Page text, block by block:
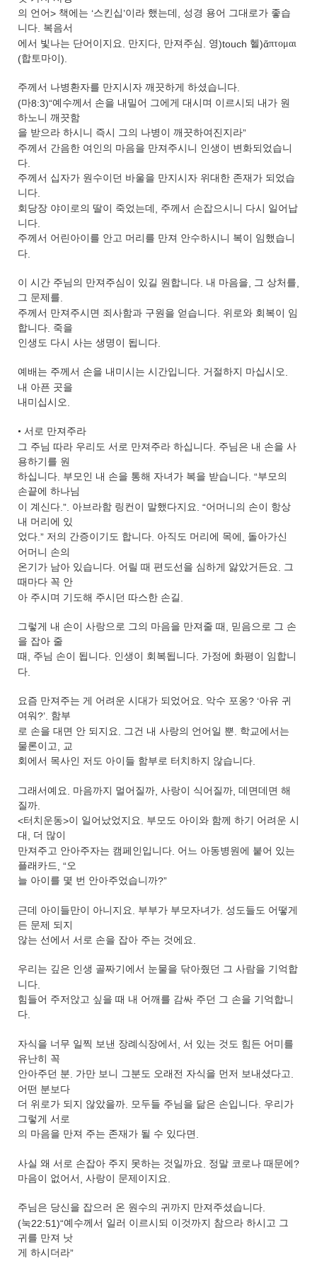
의 언어 > 책에는 ‘스킨십 ’이라 했는데 , 성경 용어 그대로가 좋습
니다. 복음서
에서 빛나는 단어이지요
만지다 만져주심 영)touch 헬)ἅπτομαι
(합토마이 ).
주께서 나병환자를 만지시자 깨끗하게 하셨습니다.
(마8:3)“예수께서 손을 내밀어 그에게 대시며 이르시되 내가 원
하노니 깨끗함
을 받으라 하시니 즉시 그의 나병이 깨끗하여진지라”
주께서 간음한 여인의 마음을 만져주시니 인생이 변화되었습니
다
주께서 십자가 원수이던 바울을 만지시자 위대한 존재가 되었습
니다.
회당장 야이로의 딸이 죽었는데
주께서 손잡으시니 다시 일어납
니다.
주께서 어린아이를 안고 머리를 만져 안수하시니 복이 임했습니
다
이 시간 주님의 만져주심이 있길 원합니다. 내 마음을, 그 상처를,
그 문제를.
주께서 만져주시면 죄사함과 구원을 얻습니다 위로와 회복이 임
합니다 죽을
인생도 다시 사는 생명이 됩니다.
예배는 주께서 손을 내미시는 시간입니다. 거절하지 마십시오.
내 아픈 곳을
내미십시오.
• 서로 만져주라
그 주님 따라 우리도 서로 만져주라 하십니다 주님은 내 손을 사
용하기를 원
하십니다. 부모인 내 손을 통해 자녀가 복을 받습니다. “부모의
손끝에 하나님
이 계신다 .”. 아브라함 링컨이 말했다지요 . “어머니의 손이 항상
내 머리에 있
었다.” 저의 간증이기도 합니다. 아직도 머리에 목에 , 돌아가신
어머니 손의
온기가 남아 있습니다. 어릴 때 편도선을 심하게 앓았거든요. 그
때마다 꼭 안
아 주시며 기도해 주시던 따스한 손길
그렇게 내 손이 사랑으로 그의 마음을 만져줄 때
믿음으로 그 손
을 잡아 줄
때 , 주님 손이 됩니다. 인생이 회복됩니다. 가정에 화평이 임합니
다
요즘 만져주는 게 어려운 시대가 되었어요. 악수 포옹? ‘아유 귀
여워 ?’. 함부
로 손을 대면 안 되지요
그건 내 사랑의 언어일 뿐
학교에서는
물론이고, 교
회에서 목사인 저도 아이들 함부로 터치하지 않습니다.
그래서예요 마음까지 멀어질까 사랑이 식어질까 데면데면 해
질까
<터치운동>이 일어났었지요. 부모도 아이와 함께 하기 어려운 시
대 , 더 많이
만져주고 안아주자는 캠페인입니다 어느 아동병원에 붙어 있는
플래카드, “오
늘 아이를 몇 번 안아주었습니까?”
근데 아이들만이 아니지요 부부가 부모자녀가 성도들도 어떻게
든 문제 되지
않는 선에서 서로 손을 잡아 주는 것에요.
우리는 깊은 인생 골짜기에서 눈물을 닦아줬던 그 사람을 기억합
니다
힘들어 주저앉고 싶을 때 내 어깨를 감싸 주던 그 손을 기억합니
다.
자식을 너무 일찍 보낸 장례식장에서
서 있는 것도 힘든 어미를
유난히 꼭
안아주던 분. 가만 보니 그분도 오래전 자식을 먼저 보내셨다고.
어떤 분보다
더 위로가 되지 않았을까 모두들 주님을 닮은 손입니다 우리가
그렇게 서로
의 마음을 만져 주는 존재가 될 수 있다면 .
사실 왜 서로 손잡아 주지 못하는 것일까요 정말 코로나 때문에 ?
마음이 없어서 , 사랑이 문제이지요.
주님은 당신을 잡으러 온 원수의 귀까지 만져주셨습니다.
(눅22:51)“예수께서 일러 이르시되 이것까지 참으라 하시고 그
귀를 만져 낫
게 하시더라”